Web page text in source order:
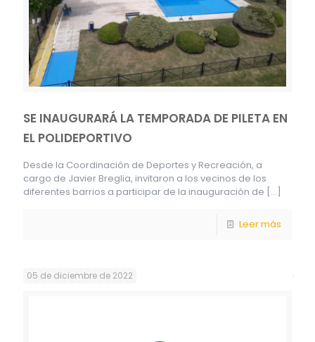
SE INAUGURARÁ LA TEMPORADA DE PILETA EN
EL POLIDEPORTIVO
Desde la Coordinación de Deportes y Recreación, a
cargo de Javier Breglia, invitaron a los vecinos de los
diferentes barrios a participar de la inauguración de […]
Leer más
05 de diciembre de 2022